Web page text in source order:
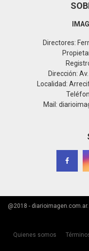
Directores:
Dirección:
Localidad:
Mail:
@2018 -
Quienes somos